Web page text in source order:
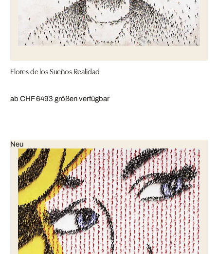
Flores de los Sueños Realidad
ab CHF 6493 größen verfügbar
Neu